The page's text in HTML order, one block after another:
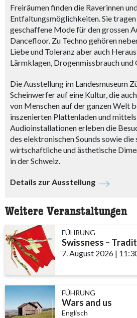
Freiräumen finden die Raverinnen
Entfaltungsmöglichkeiten. Sie
geschaffene Mode für den grossen
Dancefloor. Zu Techno gehören
Liebe und Toleranz aber auch
Lärmklagen, Drogenmissbrauch
Die Ausstellung im Landesmuseum
Scheinwerfer auf eine Kultur, die
von Menschen auf der ganzen Welt
inszenierten Plattenladen und
Audioinstallationen erleben die
des elektronischen Sounds sowie
wirtschaftliche und ästhetische
in der Schweiz.
Details zur Ausstellung
Weitere Veranstaltungen
FÜHRUNG
7. August 2026 |
FÜHRUNG
Wars and us
Englisch